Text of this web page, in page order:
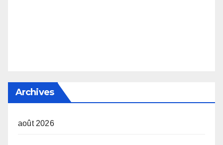
Archives
août 2026